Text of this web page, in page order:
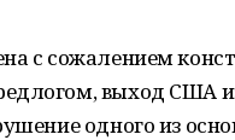
с сожалением
выход США
одного из